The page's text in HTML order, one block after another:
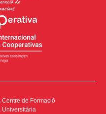
Centre de Formació
Universitària